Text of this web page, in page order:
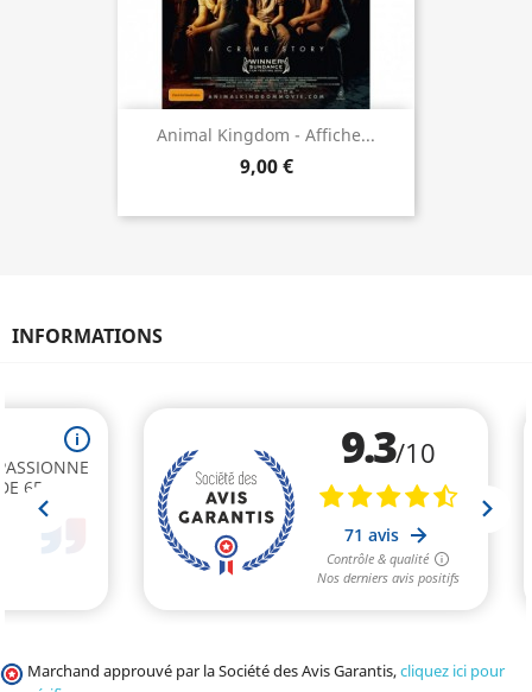
Animal Kingdom - Affiche...
9,00 €
INFORMATIONS
Marchand approuvé par la Société des Avis Garantis,cliquez ici pour